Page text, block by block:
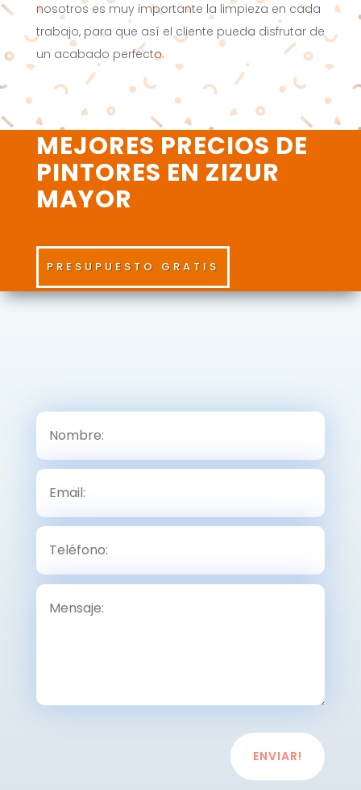
nosotros es muy importante la limpieza en cada
trabajo, para que así el cliente pueda disfrutar de
un acabado perfecto.
MEJORES PRECIOS DE
PINTORES EN ZIZUR
MAYOR
PRESUPUESTO GRATIS
ENVIAR!